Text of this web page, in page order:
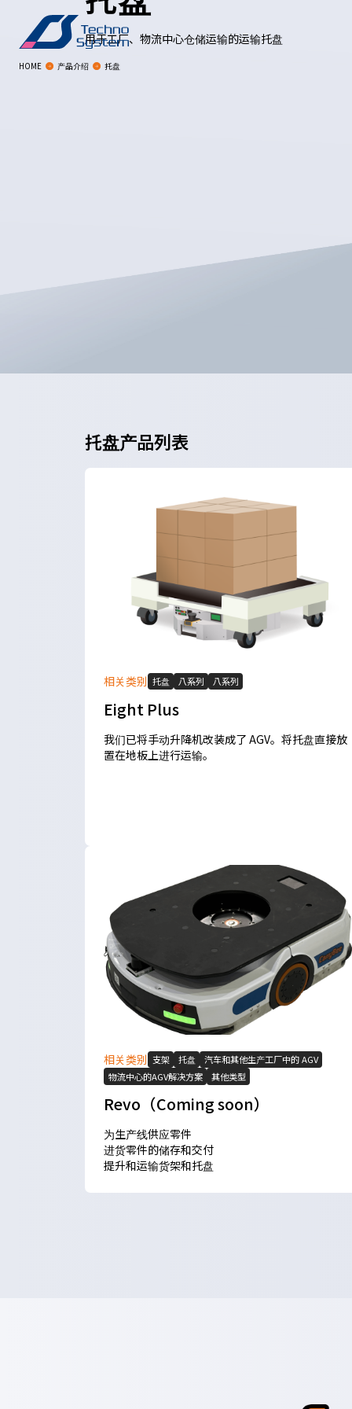
HOME 产品介绍 托盘
用于工厂、物流中心仓储运输的运输托盘
托盘产品列表
相关类别 托盘 八系列 八系列
Eight Plus
我们已将手动升降机改装成了 AGV。将托盘直接放
置在地板上进行运输。
相关类别 支架 托盘
汽车和其他生产工厂中的 AGV
物流中心的AGV解决方案
其他类型
Revo（Coming soon）
为生产线供应零件
进货零件的储存和交付
提升和运输货架和托盘